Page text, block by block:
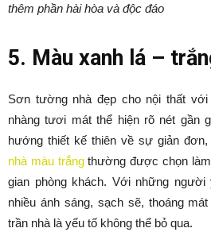
thêm phần hài hòa và độc đáo
5. Màu xanh lá –
Sơn tường nhà đẹp cho nội thất
nhàng tươi mát thể hiện rõ nét gần
hướng thiết kế thiên về sự giản
nhà màu trắngthường được chọn
gian phòng khách. Với những người
nhiều ánh sáng, sạch sẽ, thoáng
trần nhà là yếu tố không thể bỏ qua.